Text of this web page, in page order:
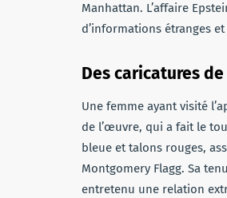
Manhattan. L’affaire
d’informations étranges
Des caricatures de
Une femme ayant visité
de l’œuvre, qui a fait le
bleue et talons rouges,
Montgomery Flagg. Sa
entretenu une relation